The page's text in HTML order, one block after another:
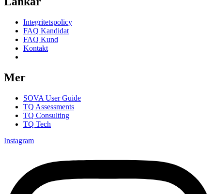
Integritetspolicy
FAQ Kandidat
FAQ Kund
Kontakt
Mer
SOVA User Guide
TQ Assessments
TQ Consulting
TQ Tech
Instagram